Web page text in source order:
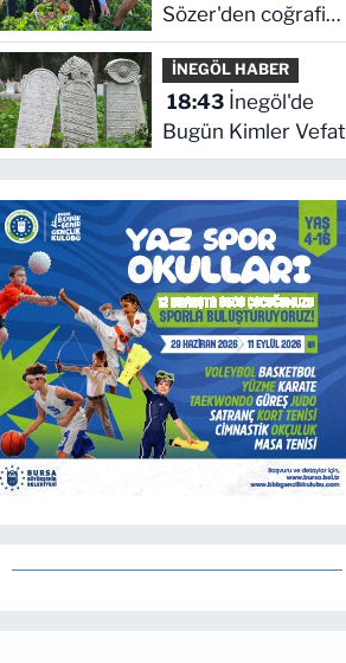
Sözer'den coğrafi
işaretli Kamber
Biberi hasadı
İNEGÖL HABER
18:43
Bugün Kimler Vefat
Etti? | 05 Ağustos